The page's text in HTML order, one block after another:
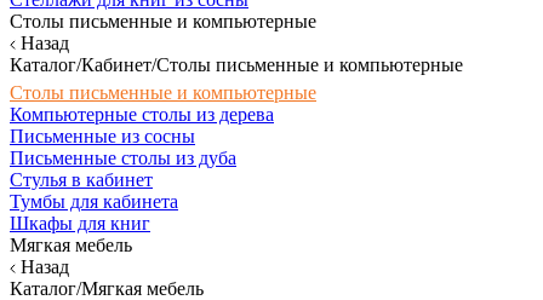
Столы письменные и компьютерные
Назад
Каталог/Кабинет/Столы письменные и компьютерные
Столы письменные и компьютерные
Компьютерные столы из дерева
Письменные из сосны
Письменные столы из дуба
Стулья в кабинет
Тумбы для кабинета
Шкафы для книг
Мягкая мебель
Назад
Каталог/Мягкая мебель